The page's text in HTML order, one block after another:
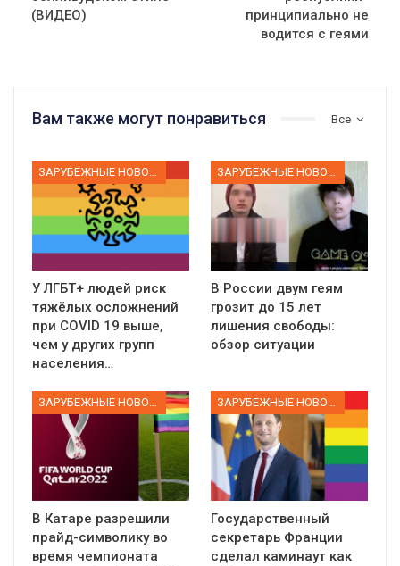
(ВИДЕО)
принципиально не
водится с геями
Все
Вам также могут понравиться
У ЛГБТ+ людей риск
тяжёлых осложнений
при COVID 19 выше,
чем у других групп
населения…
В России двум геям
грозит до 15 лет
лишения свободы:
обзор ситуации
ЗАРУБЕЖНЫЕ НОВОСТИ
В Катаре разрешили
прайд-символику во
время чемпионата
ЗАРУБЕЖНЫЕ НОВОСТИ
Государственный
секретарь Франции
сделал каминаут как